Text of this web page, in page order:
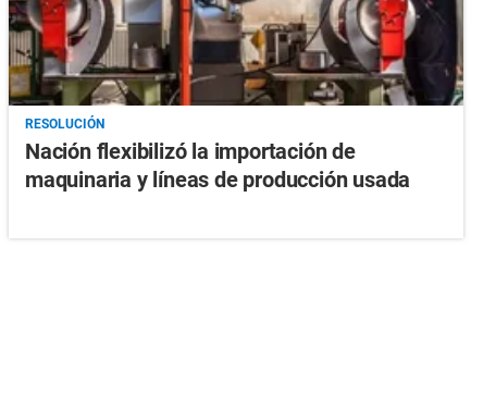
RESOLUCIÓN
Nación flexibilizó la importación de
maquinaria y líneas de producción usada